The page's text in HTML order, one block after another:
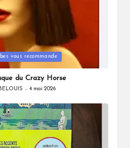
vous recommande
du Crazy Horse
4 mai 2026